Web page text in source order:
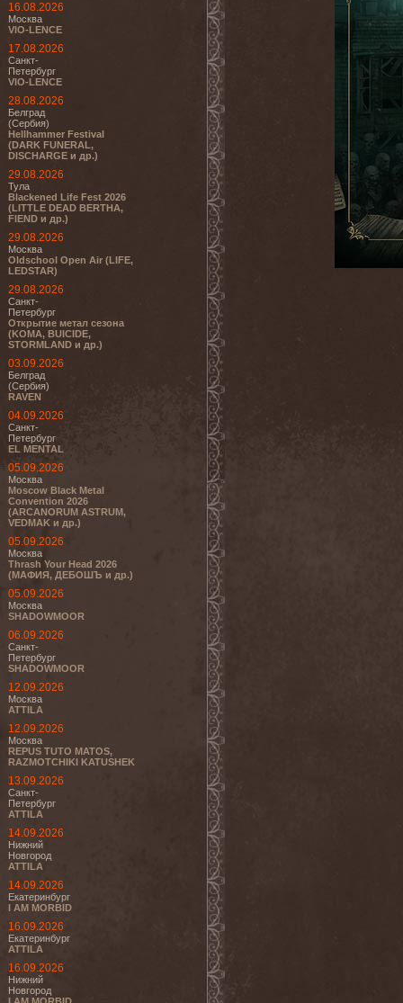
16.08.2026
Москва
VIO-LENCE
17.08.2026
Санкт-
Петербург
VIO-LENCE
28.08.2026
Белград
(Сербия)
Hellhammer Festival
(DARK FUNERAL,
DISCHARGE и др.)
29.08.2026
Тула
Blackened Life Fest 2026
(LITTLE DEAD BERTHA,
FIEND и др.)
29.08.2026
Москва
Oldschool Open Air (LIFE,
LEDSTAR)
29.08.2026
Санкт-
Петербург
Открытие метал сезона
(KOMA, BUICIDE,
STORMLAND и др.)
03.09.2026
Белград
(Сербия)
RAVEN
04.09.2026
Санкт-
Петербург
EL MENTAL
05.09.2026
Москва
Moscow Black Metal
Convention 2026
(ARCANORUM ASTRUM,
VEDMAK и др.)
05.09.2026
Москва
Thrash Your Head 2026
(МАФИЯ, ДЕБОШЪ и др.)
05.09.2026
Москва
SHADOWMOOR
06.09.2026
Санкт-
Петербург
SHADOWMOOR
12.09.2026
Москва
ATTILA
12.09.2026
Москва
REPUS TUTO MATOS,
RAZMOTCHIKI KATUSHEK
13.09.2026
Санкт-
Петербург
ATTILA
14.09.2026
Нижний
Новгород
ATTILA
14.09.2026
Екатеринбург
I AM MORBID
16.09.2026
Екатеринбург
ATTILA
16.09.2026
Нижний
Новгород